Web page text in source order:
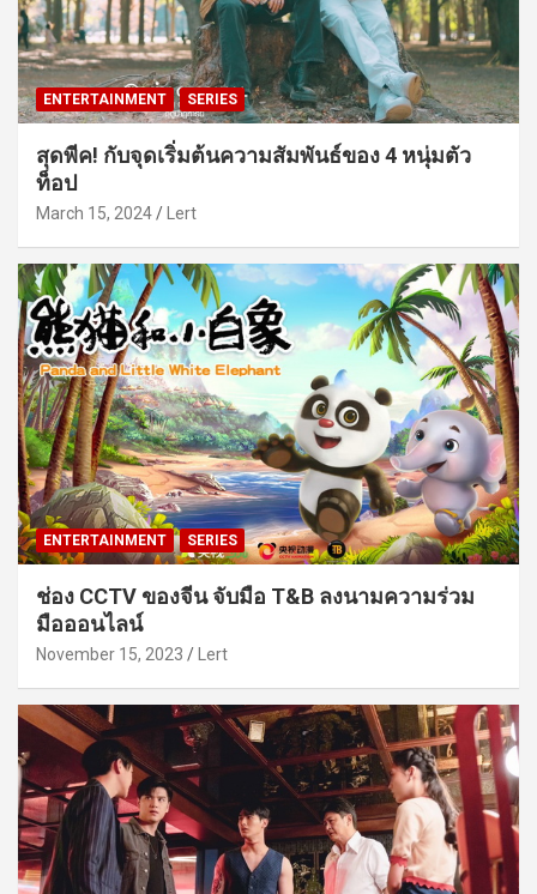
ENTERTAINMENT SERIES
สุดพีค! กับจุดเริ่มต้นความสัมพันธ์ของ 4 หนุ่มตัว
ท็อป
March 15, 2024 Lert
ENTERTAINMENT SERIES
ช่อง CCTV ของจีน จับมือ T&B ลงนามความร่วม
มือออนไลน์
November 15, 2023 Lert